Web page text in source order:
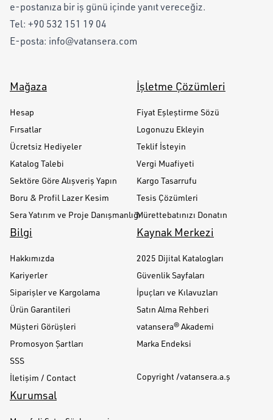
e-postanıza bir iş günü içinde yanıt vereceğiz.
Tel: +90 532 151 19 04
E-posta: info@vatansera.com
Mağaza
Hesap
Fırsatlar
Ücretsiz Hediyeler
Katalog Talebi
Sektöre Göre Alışveriş Yapın
Boru & Profil Lazer Kesim
Sera Yatırım ve Proje Danışmanlığı
İşletme Çözümleri
Fiyat Eşleştirme Sözü
Logonuzu Ekleyin
Teklif İsteyin
Vergi Muafiyeti
Kargo Tasarrufu
Tesis Çözümleri
Mürettebatınızı Donatın
Bilgi
Hakkımızda
Kariyerler
Siparişler ve Kargolama
Ürün Garantileri
Müşteri Görüşleri
Promosyon Şartları
SSS
İletişim / Contact
Kaynak Merkezi
2025 Dijital Katalogları
Güvenlik Sayfaları
İpuçları ve Kılavuzları
Satın Alma Rehberi
vatansera® Akademi
Marka Endeksi
Copyright /vatansera.a.ş
Kurumsal